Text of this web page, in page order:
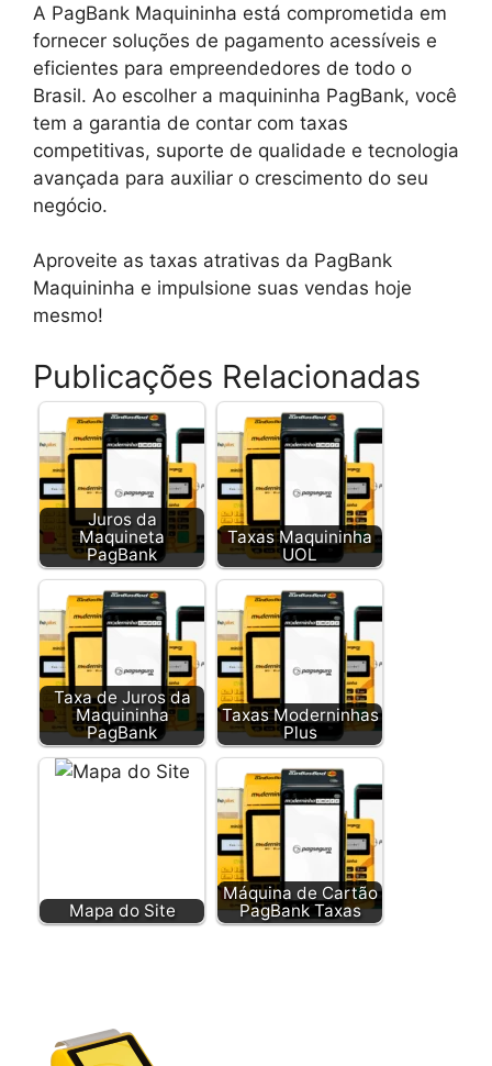
A PagBank Maquininha está comprometida em
fornecer soluções de pagamento acessíveis e
eficientes para empreendedores de todo o
Brasil. Ao escolher a maquininha PagBank, você
tem a garantia de contar com taxas
competitivas, suporte de qualidade e tecnologia
avançada para auxiliar o crescimento do seu
negócio.
Aproveite as taxas atrativas da PagBank
Maquininha e impulsione suas vendas hoje
mesmo!
Publicações Relacionadas
Juros da
Maquineta
PagBank
Taxas Maquininha
UOL
Taxa de Juros da
Maquininha
PagBank
Taxas Moderninhas
Plus
Mapa do Site
Máquina de Cartão
PagBank Taxas